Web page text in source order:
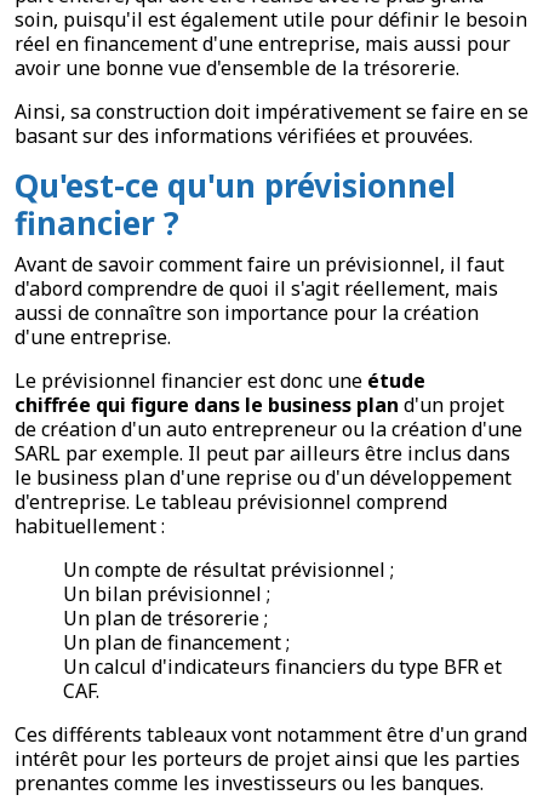
soin, puisqu'il est également utile pour définir le besoin
réel en financement d'une entreprise, mais aussi pour
avoir une bonne vue d'ensemble de la trésorerie.
Ainsi, sa construction doit impérativement se faire en se
basant sur des informations vérifiées et prouvées.
Qu'est-ce qu'un prévisionnel
financier ?
Avant de savoir comment faire un prévisionnel, il faut
d'abord comprendre de quoi il s'agit réellement, mais
aussi de connaître son importance pour la création
d'une entreprise.
Le prévisionnel financier est donc une étude
chiffrée qui figure dans le business plan d'un projet
de création d'un auto entrepreneur ou la création d'une
SARL par exemple. Il peut par ailleurs être inclus dans
le business plan d'une reprise ou d'un développement
d'entreprise. Le tableau prévisionnel comprend
habituellement :
Un compte de résultat prévisionnel ;
Un bilan prévisionnel ;
Un plan de trésorerie ;
Un plan de financement ;
Un calcul d'indicateurs financiers du type BFR et
CAF.
Ces différents tableaux vont notamment être d'un grand
intérêt pour les porteurs de projet ainsi que les parties
prenantes comme les investisseurs ou les banques.